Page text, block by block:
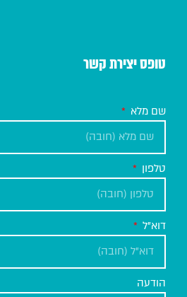
טופס יצירת קשר
שם מלא
טלפון
דוא"ל
הודעה